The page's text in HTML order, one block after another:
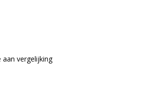
aan vergelijking